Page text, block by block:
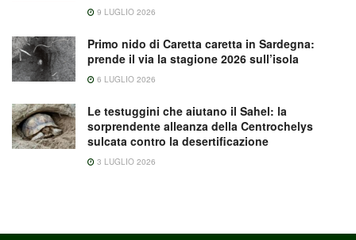
9 LUGLIO 2026
Primo nido di Caretta caretta in Sardegna:
prende il via la stagione 2026 sull’isola
6 LUGLIO 2026
Le testuggini che aiutano il Sahel: la
sorprendente alleanza della Centrochelys
sulcata contro la desertificazione
3 LUGLIO 2026